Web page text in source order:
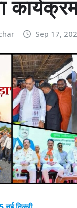
Sep 17,